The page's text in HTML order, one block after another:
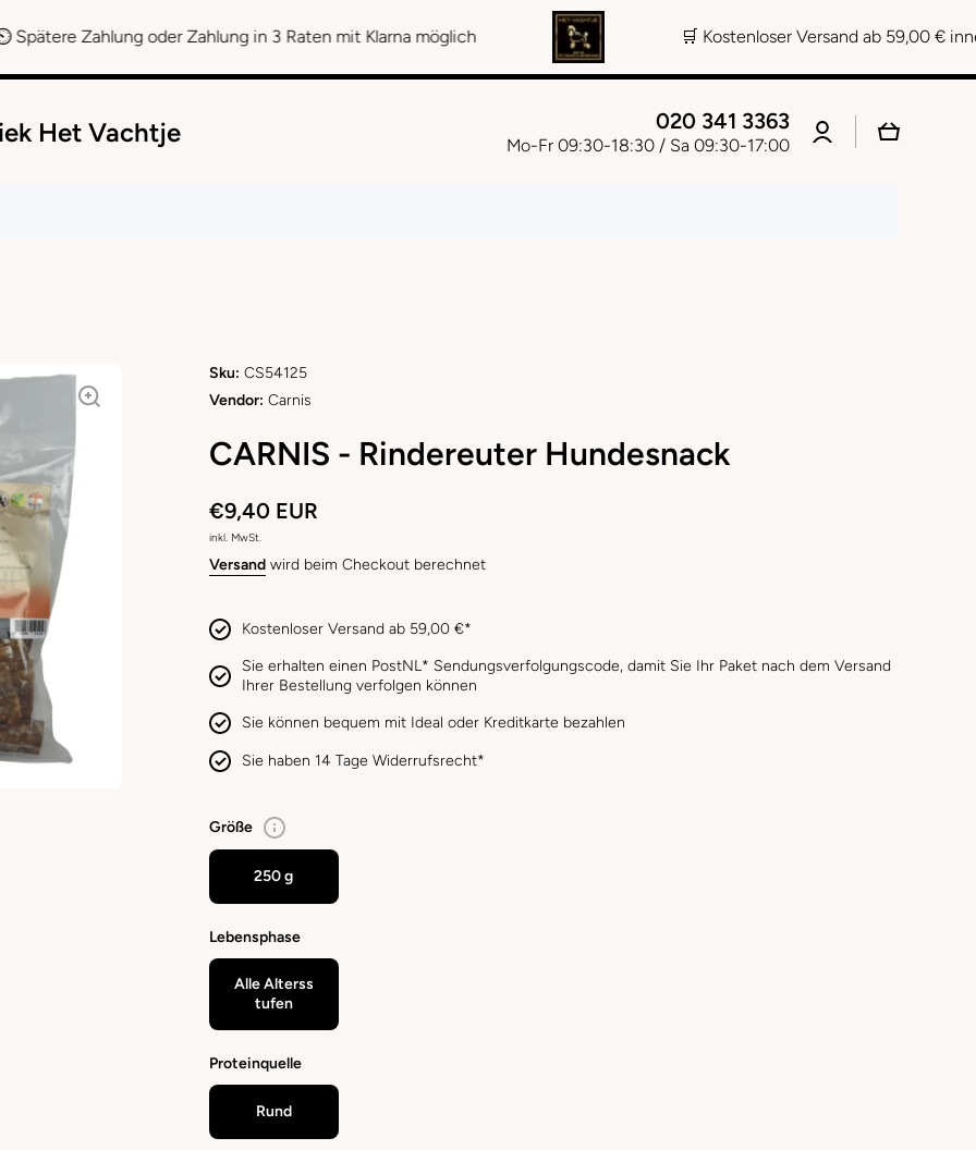
oder Zahlung in 3 Raten mit Klarna möglich 🛒 Kostenloser Versand ab 59,00 € innerhalb der
Het Vachtje 020 341 3363
Mo-Fr 09:30-18:30 / Sa 09:30-17:00
EinloggenWarenkorb
Sku: CS54125
Vendor: Carnis
CARNIS - Rindereuter Hundesnack
€9,40 EUR
inkl. MwSt.
Versandwird beim Checkout berechnet
Kostenloser Versand ab 59,00 €*
Sie erhalten einen PostNL* Sendungsverfolgungscode, damit Sie Ihr Paket nach dem Versand
Ihrer Bestellung verfolgen können
Sie können bequem mit Ideal oder Kreditkarte bezahlen
Sie haben 14 Tage Widerrufsrecht*
Größe
250 g
Lebensphase
Alle Alterss
tufen
Proteinquelle
Rund